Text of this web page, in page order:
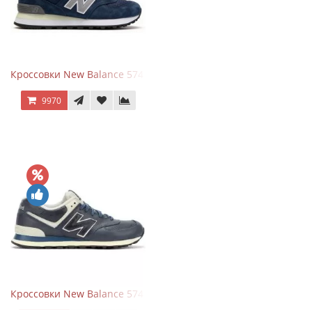
Кроссовки New Balance 574 Classic Blue Grey
9970
Кроссовки New Balance 574 Classic Blue White Leather